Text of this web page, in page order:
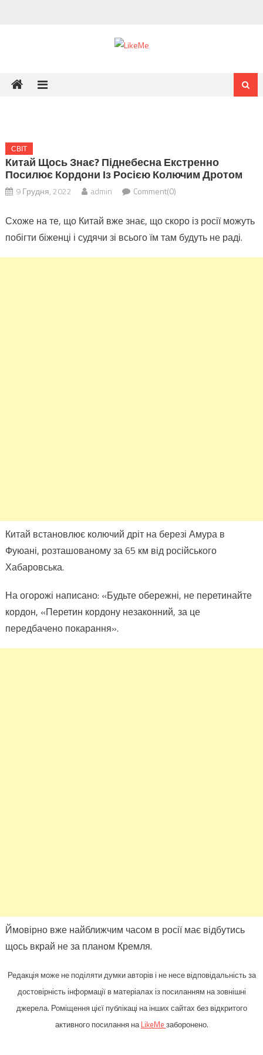
СВІТ
Китай Щось Знає? Піднебесна Екстренно
Посилює Кордони Із Росією Колючим Дротом
9 Грудня, 2022 admin Comment(0)
Схоже на те, що Китай вже знає, що скоро із росії можуть
побігти біженці і судячи зі всього їм там будуть не раді.
Китай встановлює колючий дріт на березі Амура в
Фуюані, розташованому за 65 км від російського
Хабаровська.
На огорожі написано: «Будьте обережні, не перетинайте
кордон, «Перетин кордону незаконний, за це
передбачено покарання».
Ймовірно вже найближчим часом в росії має відбутись
щось вкрай не за планом Кремля.
Редакція може не поділяти думки авторів і не несе відповідальність за
достовірність інформації в матеріалах із посиланням на зовнішні
джерела. Роміщення цієї публікаці на інших сайтах без відкритого
активного посилання наLikeMe заборонено.